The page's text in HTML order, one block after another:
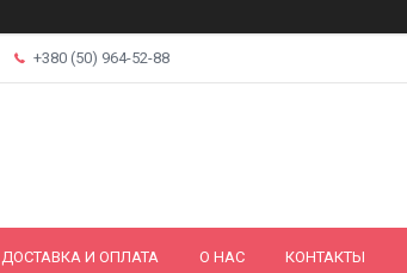
+380 (50) 964-52-88
ДОСТАВКА И ОПЛАТА О НАС КОНТАКТЫ